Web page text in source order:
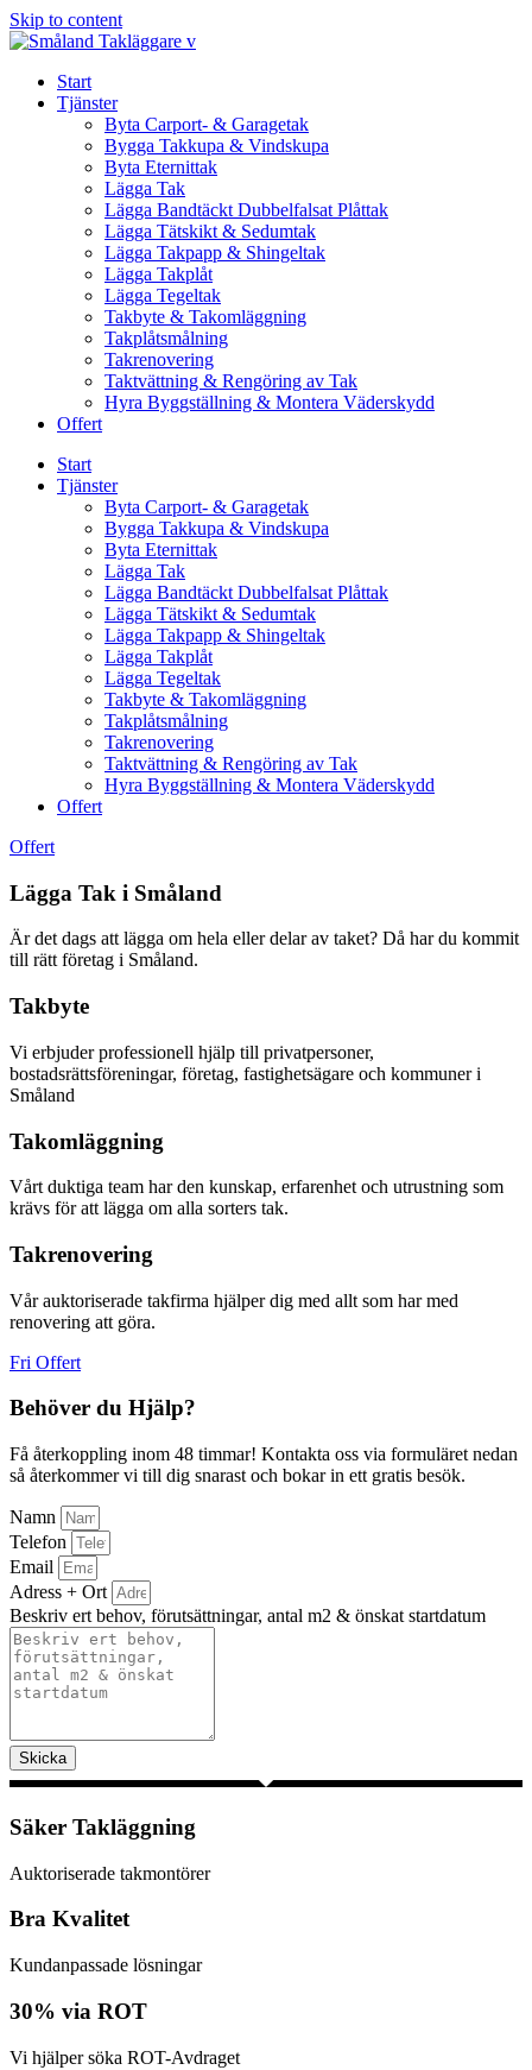
Skip to content
Start
Tjänster
Byta Carport- & Garagetak
Bygga Takkupa & Vindskupa
Byta Eternittak
Lägga Tak
Lägga Bandtäckt Dubbelfalsat Plåttak
Lägga Tätskikt & Sedumtak
Lägga Takpapp & Shingeltak
Lägga Takplåt
Lägga Tegeltak
Takbyte & Takomläggning
Takplåtsmålning
Takrenovering
Taktvättning & Rengöring av Tak
Hyra Byggställning & Montera Väderskydd
Offert
Start
Tjänster
Byta Carport- & Garagetak
Bygga Takkupa & Vindskupa
Byta Eternittak
Lägga Tak
Lägga Bandtäckt Dubbelfalsat Plåttak
Lägga Tätskikt & Sedumtak
Lägga Takpapp & Shingeltak
Lägga Takplåt
Lägga Tegeltak
Takbyte & Takomläggning
Takplåtsmålning
Takrenovering
Taktvättning & Rengöring av Tak
Hyra Byggställning & Montera Väderskydd
Offert
Offert
Lägga Tak i Småland
Är det dags att lägga om hela eller delar av taket? Då har du kommit
till rätt företag i Småland.
Takbyte
Vi erbjuder professionell hjälp till privatpersoner,
bostadsrättsföreningar, företag, fastighetsägare och kommuner i
Småland
Takomläggning
Vårt duktiga team har den kunskap, erfarenhet och utrustning som
krävs för att lägga om alla sorters tak.
Takrenovering
Vår auktoriserade takfirma hjälper dig med allt som har med
renovering att göra.
Fri Offert
Behöver du Hjälp?
Få återkoppling inom 48 timmar! Kontakta oss via formuläret nedan
så återkommer vi till dig snarast och bokar in ett gratis besök.
Namn
Telefon
Email
Adress + Ort
Beskriv ert behov, förutsättningar, antal m2 & önskat startdatum
Skicka
Säker Takläggning
Auktoriserade takmontörer
Bra Kvalitet
Kundanpassade lösningar
30% via ROT
Vi hjälper söka ROT-Avdraget